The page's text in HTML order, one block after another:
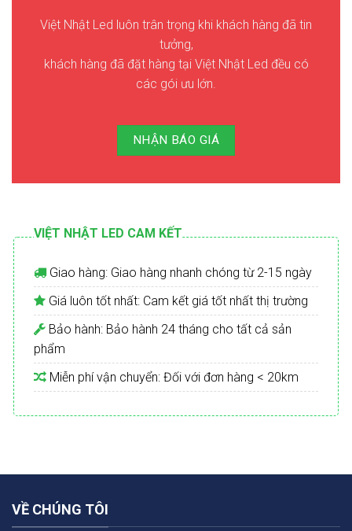
Việt Nhật Led luôn trân trọng khi khách hàng đã tin
tưởng,
khách hàng đã đặt hàng tại Việt Nhật Led đều có
các gói ưu lớn.
NHẬN BÁO GIÁ
VIỆT NHẬT LED CAM KẾT
Giao hàng: Giao hàng nhanh chóng từ 2-15 ngày
Giá luôn tốt nhất: Cam kết giá tốt nhất thị trường
Bảo hành: Bảo hành 24 tháng cho tất cả sản
phẩm
Miễn phí vận chuyển: Đối với đơn hàng < 20km
VỀ CHÚNG TÔI